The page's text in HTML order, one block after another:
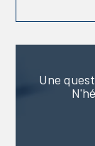
Une